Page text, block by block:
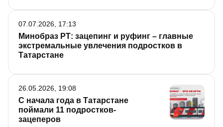
заброшенным зданиям. В итоге одни попадают
на больничную койку, а другие вообще
прощаются с жизнью.
Минобраз РТ: зацепинг и руфинг – главные
экстремальные увлечения подростков в
Татарстане
07.07.2026, 17:13
С начала года в Татарстане
поймали 11 подростков-
зацеперов
26.05.2026, 19:08